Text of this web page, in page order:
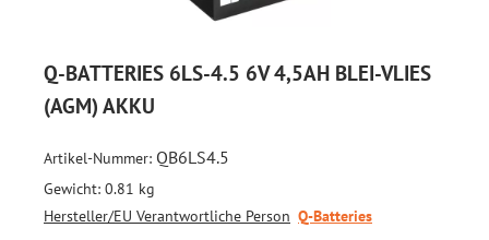
Q-BATTERIES 6LS-4.5 6V 4,5AH BLEI-VLIES
(AGM) AKKU
Artikel-Nummer: QB6LS4.5
Gewicht: 0.81 kg
Hersteller/EU Verantwortliche Person Q-Batteries